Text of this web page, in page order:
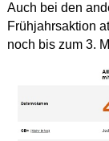
Auch bei den
Frühjahrsaktion
noch bis zum 3.